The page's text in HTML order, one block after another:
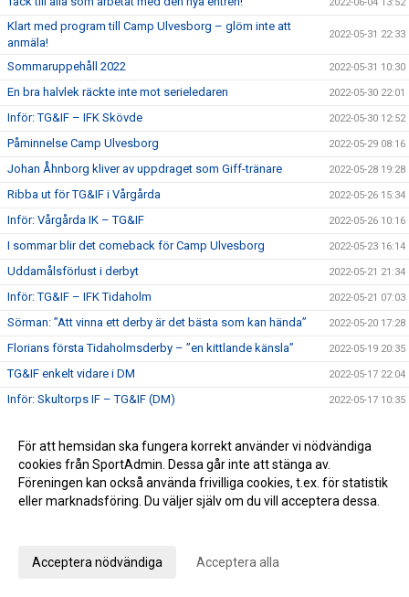
2022-06-04 13:52
Klart med program till Camp Ulvesborg – glöm inte att
anmäla!
2022-05-31 22:33
Sommaruppehåll 2022 2022-05-31 10:30
En bra halvlek räckte inte mot serieledaren 2022-05-30 22:01
Inför: TG&IF – IFK Skövde 2022-05-30 12:52
Påminnelse Camp Ulvesborg 2022-05-29 08:16
Johan Åhnborg kliver av uppdraget som Giff-tränare 2022-05-28 19:28
Ribba ut för TG&IF i Vårgårda 2022-05-26 15:34
Inför: Vårgårda IK – TG&IF 2022-05-26 10:16
I sommar blir det comeback för Camp Ulvesborg 2022-05-23 16:14
Uddamålsförlust i derbyt 2022-05-21 21:34
Inför: TG&IF – IFK Tidaholm 2022-05-21 07:03
Sörman: ”Att vinna ett derby är det bästa som kan hända” 2022-05-20 17:28
Florians första Tidaholmsderby – ”en kittlande känsla” 2022-05-19 20:35
TG&IF enkelt vidare i DM 2022-05-17 22:04
Inför: Skultorps IF – TG&IF (DM) 2022-05-17 10:35
Lördagens match skjuts upp! 2022-05-06 14:42
Äntligen Bilbingon drar igång – premiär 10 maj! 2022-05-06 13:02
Dubbla Giff-segrar i inledningen av U-lagsserien 2022-05-04 16:34
För att hemsidan ska fungera korrekt använder vi nödvändiga
cookies från SportAdmin. Dessa går inte att stänga av.
Föreningen kan också använda frivilliga cookies, t.ex. för statistik
eller marknadsföring. Du väljer själv om du vill acceptera dessa.
Acceptera nödvändiga Acceptera alla